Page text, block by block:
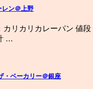
レン＠上野
リカリカレーパン 値段
…
・ベーカリー＠銀座